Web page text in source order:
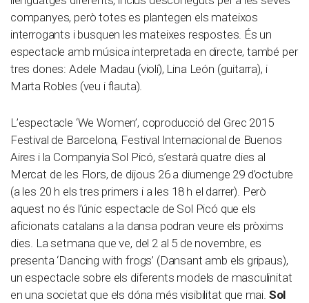
companyes, però totes es plantegen els mateixos
interrogants i busquen les mateixes respostes. És un
espectacle amb música interpretada en directe, també per
tres dones: Adele Madau (violí), Lina León (guitarra), i
Marta Robles (veu i flauta).
L’espectacle ‘We Women’, coproducció del Grec 2015
Festival de Barcelona, Festival Internacional de Buenos
Aires i la Companyia Sol Picó, s’estarà quatre dies al
Mercat de les Flors, de dijous 26 a diumenge 29 d’octubre
(a les 20 h els tres primers i a les 18 h el darrer). Però
aquest no és l’únic espectacle de Sol Picó que els
aficionats catalans a la dansa podran veure els pròxims
dies. La setmana que ve, del 2 al 5 de novembre, es
presenta ‘Dancing with frogs’ (Dansant amb els gripaus),
un espectacle sobre els diferents models de masculinitat
en una societat que els dóna més visibilitat que mai. Sol